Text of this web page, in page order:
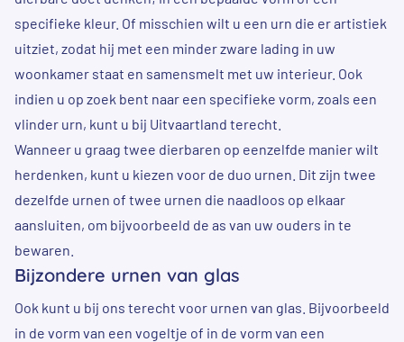
specifieke kleur. Of misschien wilt u een urn die er artistiek
uitziet, zodat hij met een minder zware lading in uw
woonkamer staat en samensmelt met uw interieur. Ook
indien u op zoek bent naar een specifieke vorm, zoals een
vlinder urn, kunt u bij Uitvaartland terecht.
Wanneer u graag twee dierbaren op eenzelfde manier wilt
herdenken, kunt u kiezen voor de duo urnen . Dit zijn twee
dezelfde urnen of twee urnen die naadloos op elkaar
aansluiten, om bijvoorbeeld de as van uw ouders in te
bewaren.
Bijzondere urnen van glas
Ook kunt u bij ons terecht voor urnen van glas. Bijvoorbeeld
in de vorm van een vogeltje of in de vorm van een